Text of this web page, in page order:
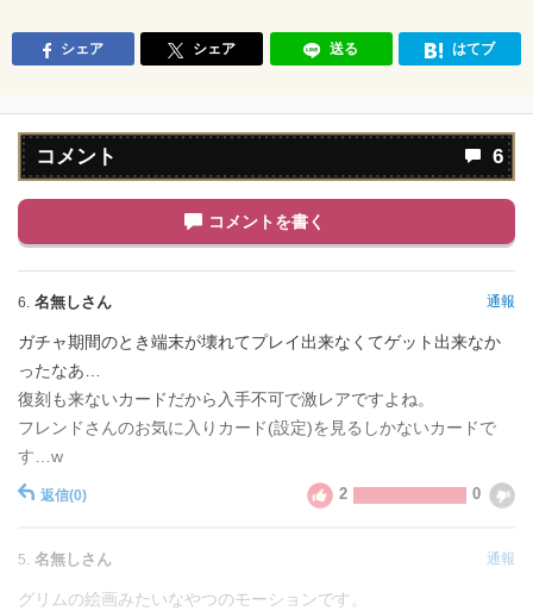
シェア シェア 送る はてブ
コメント 6
コメントを書く
6. 名無しさん 通報
ガチャ期間のとき端末が壊れてプレイ出来なくてゲット出来なか
ったなあ…
復刻も来ないカードだから入手不可で激レアですよね。
フレンドさんのお気に入りカード(設定)を見るしかないカードで
す…w
返信(0) 2 0
5. 名無しさん 通報
グリムの絵画みたいなやつのモーションです。